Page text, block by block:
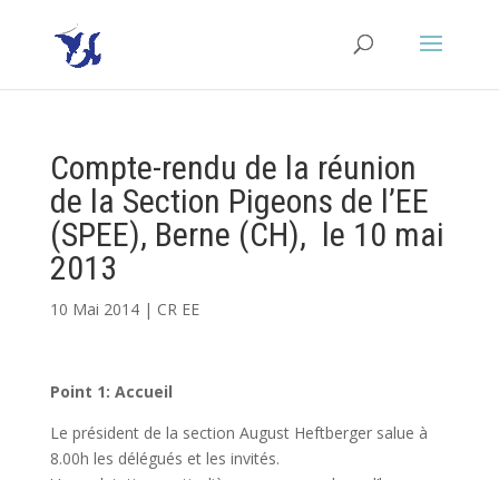
Compte-rendu de la réunion
de la Section Pigeons de l’EE
(SPEE), Berne (CH), le 10 mai
2013
10 Mai 2014| CR EE
Point 1: Accueil
Le président de la section August Heftberger salue à
8.00h les délégués et les invités.